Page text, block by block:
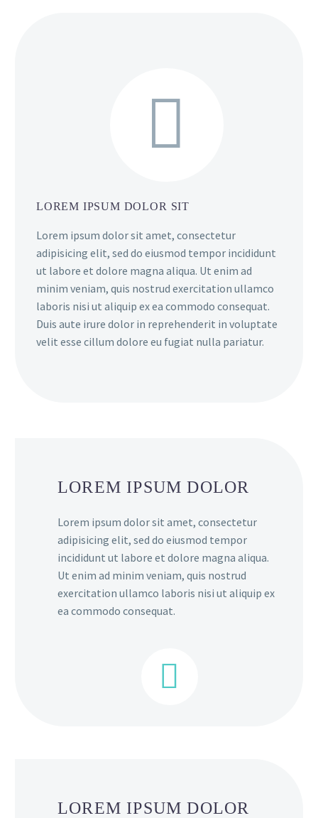


LOREM IPSUM DOLOR SIT
Lorem ipsum dolor sit amet, consectetur
adipisicing elit, sed do eiusmod tempor incididunt
ut labore et dolore magna aliqua. Ut enim ad
minim veniam, quis nostrud exercitation ullamco
laboris nisi ut aliquip ex ea commodo consequat.
Duis aute irure dolor in reprehenderit in voluptate
velit esse cillum dolore eu fugiat nulla pariatur.
LOREM IPSUM DOLOR
Lorem ipsum dolor sit amet, consectetur
adipisicing elit, sed do eiusmod tempor
incididunt ut labore et dolore magna aliqua.
Ut enim ad minim veniam, quis nostrud
exercitation ullamco laboris nisi ut aliquip ex
ea commodo consequat.


LOREM IPSUM DOLOR